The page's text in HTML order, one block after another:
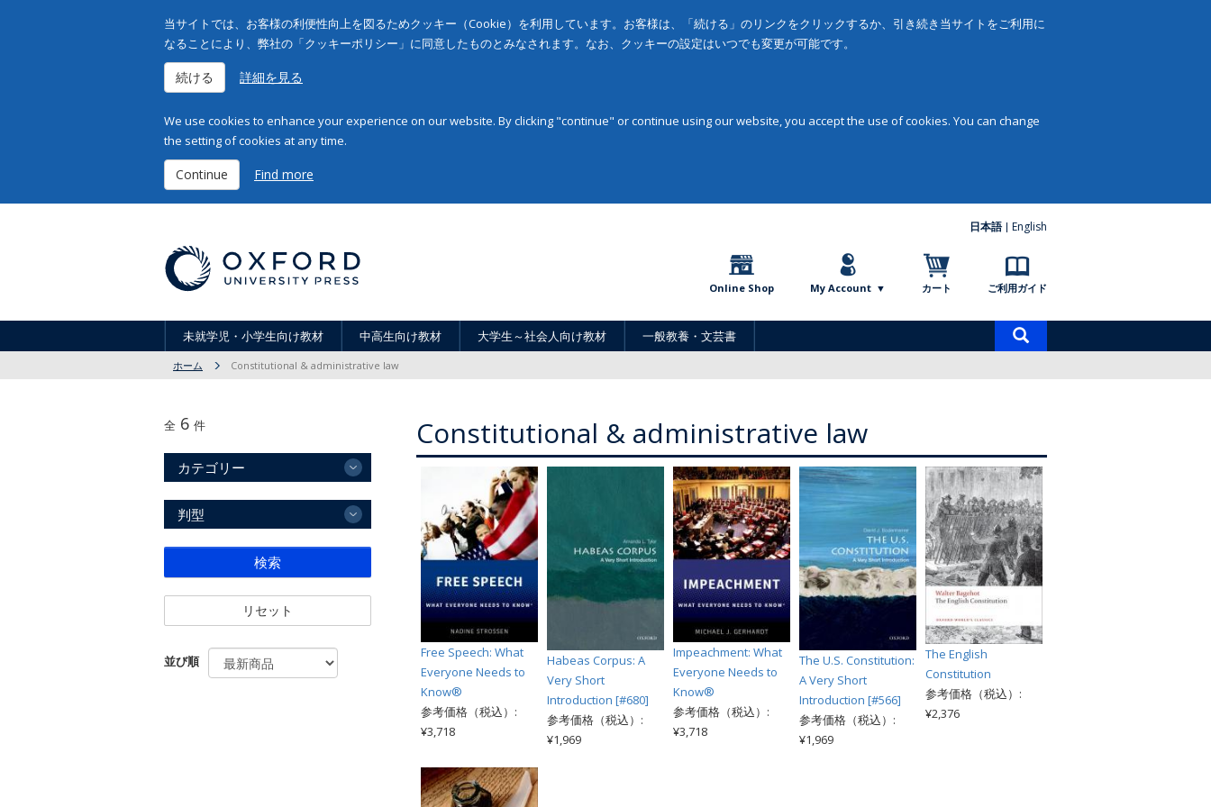
当サイトでは、お客様の利便性向上を図るためクッキー（Cookie）を利用しています。お客様は、「続ける」のリンクをクリックするか、引き続き当サイトをご利用に
なることにより、弊社の「クッキーポリシー」に同意したものとみなされます。なお、クッキーの設定はいつでも変更が可能です。
続ける 詳細を見る
We use cookies to enhance your experience on our website. By clicking "continue" or continue using our website, you accept the use of cookies. You can change
the setting of cookies at any time.
Continue Find more
日本語 English
Online Shop My Account カート ご利用ガイド
未就学児・小学生向け教材 中高生向け教材 大学生～社会人向け教材 一般教養・文芸書
ホーム Constitutional & administrative law
Constitutional & administrative law
Free Speech: What
Everyone Needs to
Know®
参考価格（税込）:
¥3,718
Habeas Corpus: A
Very Short
Introduction [#680]
参考価格（税込）:
¥1,969
Impeachment: What
Everyone Needs to
Know®
参考価格（税込）:
¥3,718
The U.S. Constitution:
A Very Short
Introduction [#566]
参考価格（税込）:
¥1,969
The English
Constitution
参考価格（税込）:
¥2,376
全 6 件
カテゴリー
判型
検索
リセット
並び順